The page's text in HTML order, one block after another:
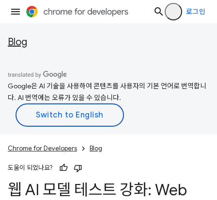
로그인
Blog
Google은 AI 기술을 사용하여 콘텐츠를 사용자의 기본 언어로 번역합니
다. AI 번역에는 오류가 있을 수 있습니다.
Chrome for Developers Blog
도움이 되었나요?
웹 AI 모델 테스트 강화: Web